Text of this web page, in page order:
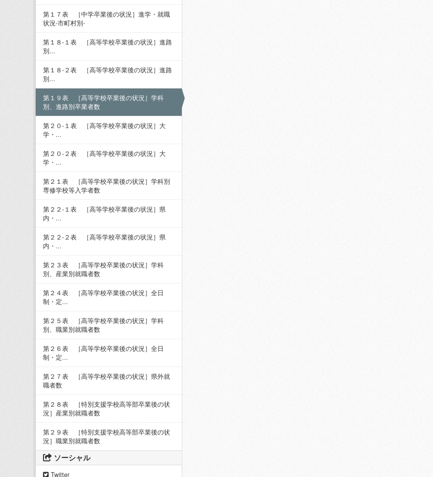
第１７表 ［中学卒業後の状況］進学・就職
状況-市町村別-
第１８-１表 ［高等学校卒業後の状況］進路
別...
第１８-２表 ［高等学校卒業後の状況］進路
別...
第１９表 ［高等学校卒業後の状況］学科
別、進路別卒業者数
第２０-１表 ［高等学校卒業後の状況］大
学・...
第２０-２表 ［高等学校卒業後の状況］大
学・...
第２１表 ［高等学校卒業後の状況］学科別
専修学校等入学者数
第２２-１表 ［高等学校卒業後の状況］県
内・...
第２２-２表 ［高等学校卒業後の状況］県
内・...
第２３表 ［高等学校卒業後の状況］学科
別、産業別就職者数
第２４表 ［高等学校卒業後の状況］全日
制・定...
第２５表 ［高等学校卒業後の状況］学科
別、職業別就職者数
第２６表 ［高等学校卒業後の状況］全日
制・定...
第２７表 ［高等学校卒業後の状況］県外就
職者数
第２８表 ［特別支援学校高等部卒業後の状
況］産業別就職者数
第２９表 ［特別支援学校高等部卒業後の状
況］職業別就職者数
ソーシャル
Twitter